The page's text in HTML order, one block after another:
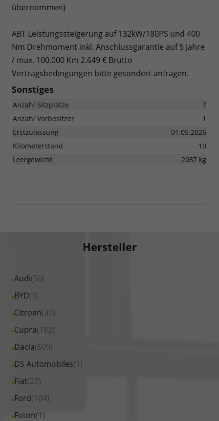
übernommen)
ABT Leistungssteigerung auf 132kW/180PS und 400
Nm Drehmoment inkl. Anschlussgarantie auf 5 Jahre
/ max. 100.000 Km 2.649 € Brutto
Vertragsbedingungen bitte gesondert anfragen.
Sonstiges
Anzahl Sitzplätze
7
Anzahl Vorbesitzer
1
Erstzulassung
01.05.2026
Kilometerstand
10
Leergewicht
2037 kg
Hersteller
Audi(50)
Alle
Fahrzeuge
Audi
anzeigen
BYD(3)
Alle
Fahrzeuge
BYD
anzeigen
Citroen(30)
Alle
Fahrzeuge
Citroen
anzeigen
Cupra(182)
Alle
Fahrzeuge
Cupra
anzeigen
Dacia(509)
Alle
Fahrzeuge
Dacia
anzeigen
DS Automobiles(1)
Alle
Fahrzeuge
DS
Automobiles
Fiat(27)
Alle
Fahrzeuge
Ford(104)
Alle
Fahrzeuge
Foton(1)
Alle